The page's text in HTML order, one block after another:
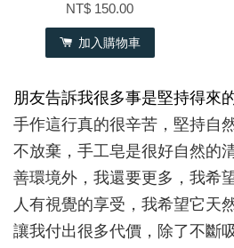
NT$ 150.00
加入購物車
朋友告訴我很多事是堅持得來
手作這行真的很辛苦，堅持自
不放棄，手工皂是很好自然的
善環境外，我還要更多，我希
人有視覺的享受，我希望它天
讓我付出很多代價，除了不斷